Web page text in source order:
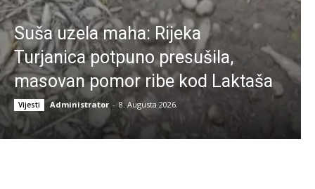
Suša uzela maha: Rijeka
Turjanica potpuno presušila,
masovan pomor ribe kod Laktaša
Vijesti Administrator - 8. Augusta 2026.